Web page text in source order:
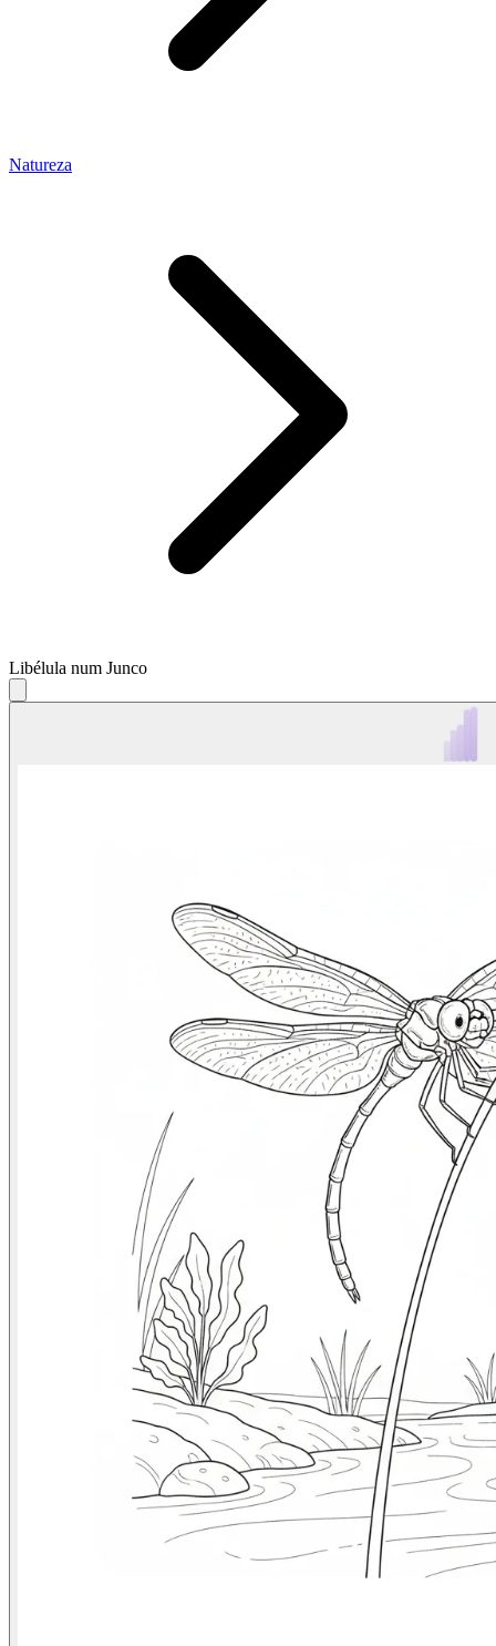
Natureza
Libélula num Junco